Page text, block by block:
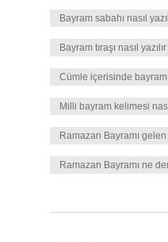
Bayram sabahı nasıl
Bayram tıraşı nasıl yazılır
Cümle içerisinde bayram
Milli bayram kelimesi
Ramazan Bayramı gelen
Ramazan Bayramı ne